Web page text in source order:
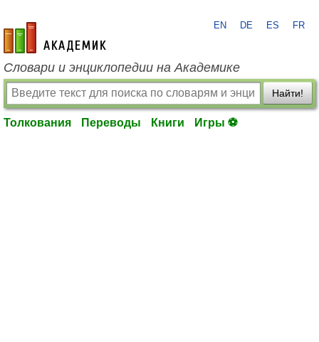
academic.ru
EN DE ES FR
Словари и энциклопедии на Академике
Найти!
Толкования Переводы Книги Игры ⚽